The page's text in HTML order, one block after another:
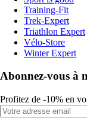
Training-Fit
Trek-Expert
Triathlon Expert
Vélo-Store
Winter Expert
Abonnez-vous à
Profitez de -10% en